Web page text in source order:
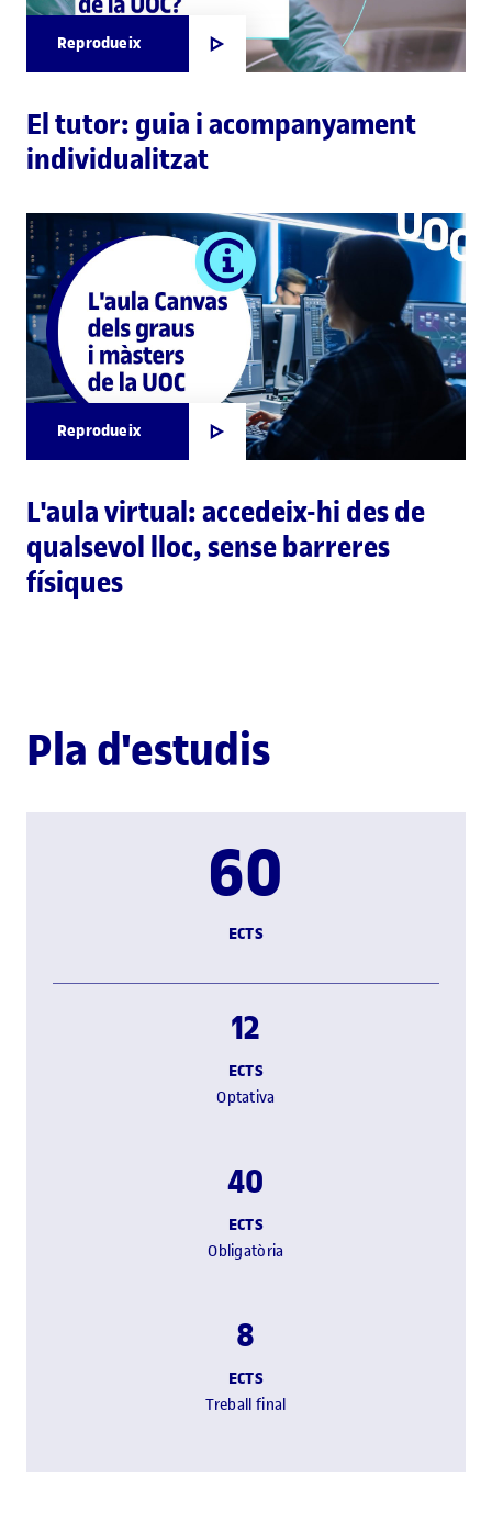
Reprodueix
El tutor: guia i acompanyament
individualitzat
Reprodueix
L'aula virtual: accedeix-hi des de
qualsevol lloc, sense barreres
físiques
Pla d'estudis
60
ECTS
12
ECTS
Optativa
40
ECTS
Obligatòria
8
ECTS
Treball final